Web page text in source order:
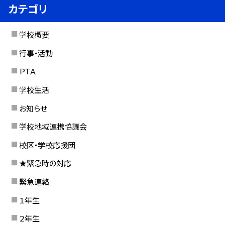
カテゴリ
学校概要
行事・活動
ＰＴＡ
学校生活
お知らせ
学校地域連携協議会
校区・学校応援団
★緊急時の対応
緊急連絡
１年生
２年生